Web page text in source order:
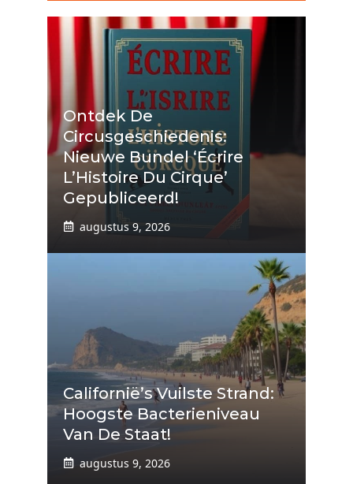
Ontdek De
Circusgeschiedenis:
Nieuwe Bundel ‘Écrire
L’Histoire Du Cirque’
Gepubliceerd!
augustus 9, 2026
Californië’s Vuilste Strand:
Hoogste Bacterieniveau
Van De Staat!
augustus 9, 2026